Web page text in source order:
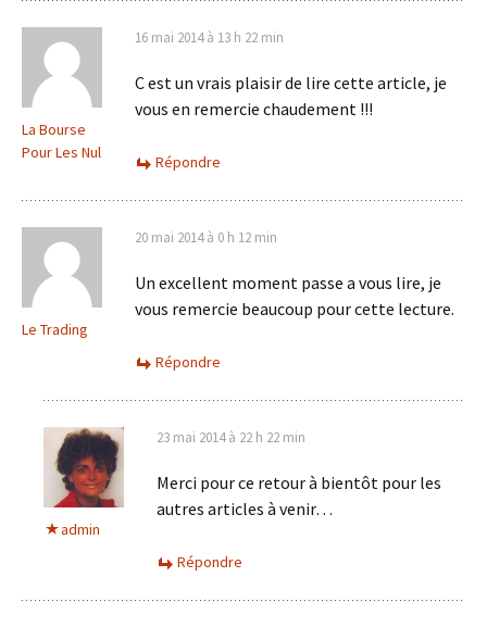
La Bourse
Pour Les Nul
16 mai 2014 à 13 h 22 min
C est un vrais plaisir de lire cette article, je
vous en remercie chaudement !!!
Répondre
Le Trading
20 mai 2014 à 0 h 12 min
Un excellent moment passe a vous lire, je
vous remercie beaucoup pour cette lecture.
Répondre
admin
23 mai 2014 à 22 h 22 min
Merci pour ce retour à bientôt pour les
autres articles à venir…
Répondre